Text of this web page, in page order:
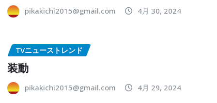
pikakichi2015@gmail.com 4月 30, 2024
TVニューストレンド
装動
pikakichi2015@gmail.com 4月 29, 2024